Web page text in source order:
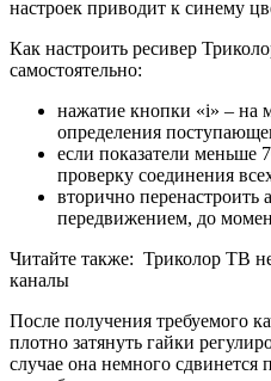
настроек приводит к синему
Как настроить ресивер
самостоятельно:
нажатие кнопки «i» – на
определения
если показатели меньше
проверку соединения
вторично
передвижением, до
Читайте также: Триколор ТВ
каналы
После получения требуемого
плотно затянуть гайки
случае она немного сдвинется